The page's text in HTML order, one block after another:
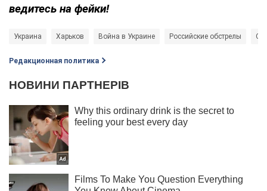
ведитесь на фейки!
Украина Харьков Война в Украине Российские обстрелы
Редакционная политика